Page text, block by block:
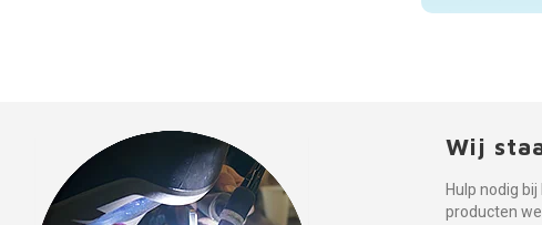
Wij
Hulp nodig
producten